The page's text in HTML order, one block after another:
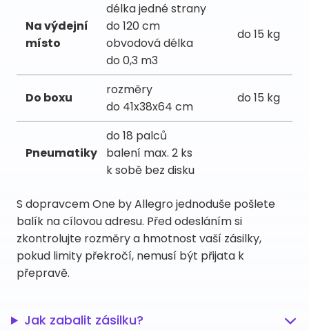
Na výdejní
místo
délka jedné strany
do 120 cm
obvodová délka
do 0,3 m3
do 15 kg
Do boxu
rozměry
do 41x38x64 cm
do 15 kg
Pneumatiky
do 18 palců
balení max. 2 ks
k sobě bez disku
S dopravcem One by Allegro jednoduše pošlete
balík na cílovou adresu. Před odesláním si
zkontrolujte rozměry a hmotnost vaší zásilky,
pokud limity překročí, nemusí být přijata k
přepravě.
Jak zabalit zásilku?